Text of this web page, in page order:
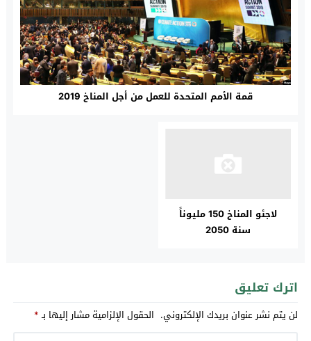
قمة الأمم المتحدة للعمل من أجل المناخ 2019
لاجئو المناخ 150 مليوناً
سنة 2050
اترك تعليق
لن يتم نشر عنوان بريدك الإلكتروني. الحقول الإلزامية مشار إليها بـ*